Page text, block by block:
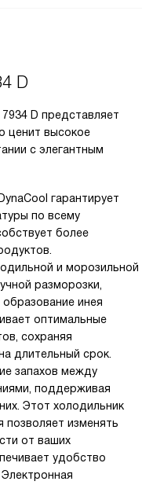
D
D представляет
ценит высокое
с элегантным
гарантирует
по всему
более
и морозильной
разморозки,
инея
оптимальные
сохраняя
длительный срок.
запахов между
поддерживая
Этот холодильник
позволяет изменять
от ваших
удобство